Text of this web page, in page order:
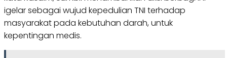
igelar sebagai wujud kepedulian TNI terhadap
masyarakat pada kebutuhan darah, untuk
kepentingan medis.